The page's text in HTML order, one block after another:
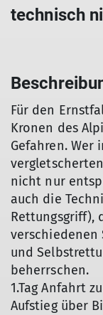
technisch
Für den
Kronen des
Gefahren. Wer
nicht nur
auch die
Rettungsgriff),
verschiedenen
und
beherrschen.
1.Tag Anfahrt
Aufstieg über